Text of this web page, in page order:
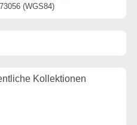
(WGS84)
Kollektionen